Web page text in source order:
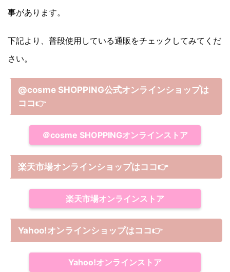
事があります。
下記より、普段使用している通販をチェックしてみてくだ
さい。
@cosme SHOPPING公式オンラインショップは
ココ👉
＠cosme SHOPPINGオンラインストア
楽天市場オンラインショップはココ👉
楽天市場オンラインストア
Yahoo!オンラインショップはココ👉
Yahoo!オンラインストア